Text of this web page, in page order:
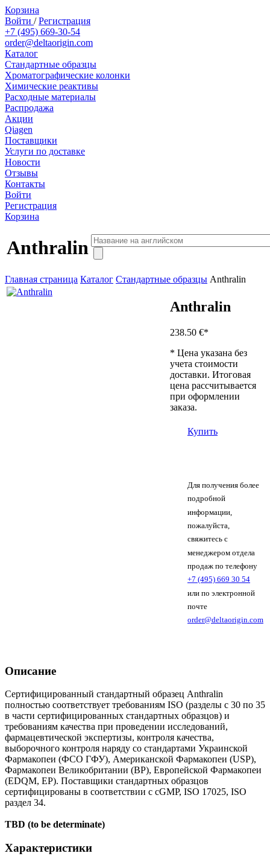
Корзина
Войти /Регистрация
+7 (495) 669-30-54
order@deltaorigin.com
Каталог
Стандартные образцы
Хроматографические колонки
Химические реактивы
Расходные материалы
Распродажа
Акции
Qiagen
Поставщики
Услуги по доставке
Новости
Отзывы
Контакты
Войти
Регистрация
Корзина
Anthralin
Главная страница Каталог Стандартные образцы Anthralin
Anthralin
238.50 €*
* Цена указана без
учета стоимости
доставки. Итоговая
цена рассчитывается
при оформлении
заказа.
Купить
Для получения более
подробной
информации,
пожалуйста,
свяжитесь с
менеджером отдела
продаж по телефону
+7 (495) 669 30 54
или по электронной
почте
order@deltaorigin.com
Описание
Сертифицированный стандартный образец Anthralin
полностью соответствует требованиям ISO (разделы с 30 по 35
в части сертифицированных стандартных образцов) и
требованиям качества при проведении исследований,
фармацевтической экспертизы, контроля качества,
выборочного контроля наряду со стандартами Украинской
Фармакопеи (ФСО ГФУ), Американской Фармакопеи (USP),
Фармакопеи Великобритании (BP), Европейской Фармакопеи
(EDQM, EP). Поставщики стандартных образцов
сертифицированы в соответствии с cGMP, ISO 17025, ISO
раздел 34.
TBD (to be determinate)
Характеристики